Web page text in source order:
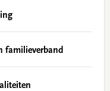
familieverband